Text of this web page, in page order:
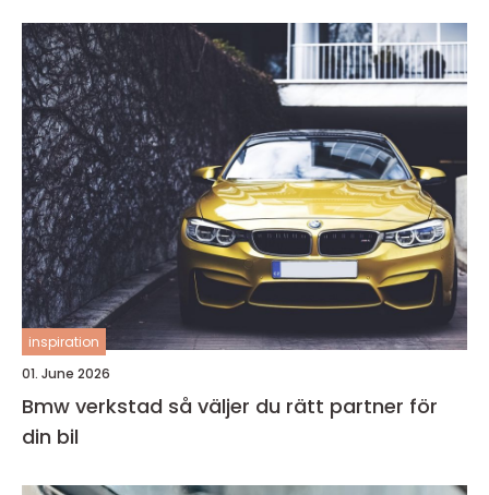
inspiration
01. June 2026
Bmw verkstad så väljer du rätt partner för
din bil